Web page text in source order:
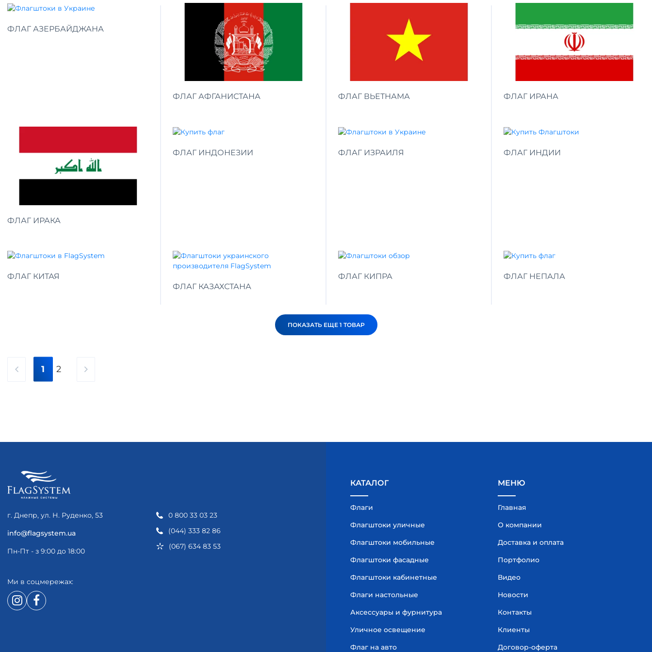
ФЛАГ АЗЕРБАЙДЖАНА
ФЛАГ АФГАНИСТАНА ФЛАГ ВЬЕТНАМА ФЛАГ ИРАНА
ФЛАГ ИРАКА
ФЛАГ ИНДОНЕЗИИ ФЛАГ ИЗРАИЛЯ ФЛАГ ИНДИИ
ФЛАГ КИТАЯ
ФЛАГ КАЗАХСТАНА
ФЛАГ КИПРА ФЛАГ НЕПАЛА
ПОКАЗАТЬ ЕЩЕ 1 ТОВАР
1 2
г. Днепр, ул. Н. Руденко, 53
info@flagsystem.ua
Пн-Пт - з 9:00 до 18:00
0 800 33 03 23
(044) 333 82 86
(067) 634 83 53
Ми в соцмережах:
КАТАЛОГ
Флаги
Флагштоки уличные
Флагштоки мобильные
Флагштоки фасадные
Флагштоки кабинетные
Флаги настольные
Аксессуары и фурнитура
Уличное освещение
Флаг на авто
МЕНЮ
Главная
О компании
Доставка и оплата
Портфолио
Видео
Новости
Контакты
Клиенты
Договор-оферта